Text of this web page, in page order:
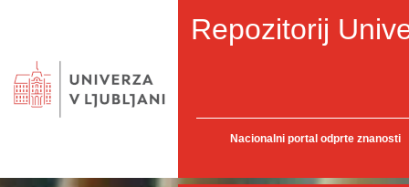
Repozitorij
Nacionalni portal odprte znanosti